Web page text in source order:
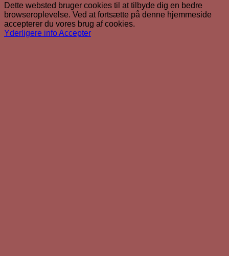
Dette websted bruger cookies til at tilbyde dig en bedre
browseroplevelse. Ved at fortsætte på denne hjemmeside
accepterer du vores brug af cookies.
Yderligere infoAccepter